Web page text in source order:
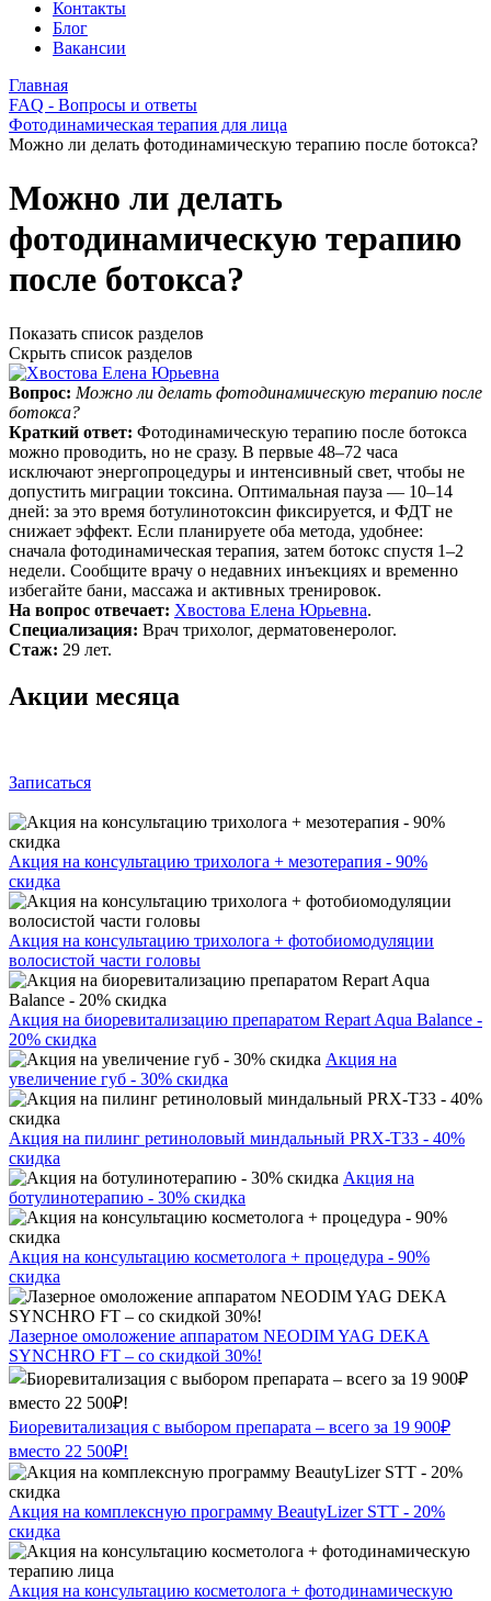
Контакты
Блог
Вакансии
Главная
FAQ - Вопросы и ответы
Фотодинамическая терапия для лица
Можно ли делать фотодинамическую терапию после ботокса?
Можно ли делать
фотодинамическую терапию
после ботокса?
Показать список разделов
Скрыть список разделов
Вопрос: Можно ли делать фотодинамическую терапию после
ботокса?
Краткий ответ: Фотодинамическую терапию после ботокса
можно проводить, но не сразу. В первые 48–72 часа
исключают энергопроцедуры и интенсивный свет, чтобы не
допустить миграции токсина. Оптимальная пауза — 10–14
дней: за это время ботулинотоксин фиксируется, и ФДТ не
снижает эффект. Если планируете оба метода, удобнее:
сначала фотодинамическая терапия, затем ботокс спустя 1–2
недели. Сообщите врачу о недавних инъекциях и временно
избегайте бани, массажа и активных тренировок.
На вопрос отвечает: Хвостова Елена Юрьевна.
Специализация: Врач трихолог, дерматовенеролог.
Стаж: 29 лет.
Акции месяца
Записаться
Акция на консультацию трихолога + мезотерапия - 90%
скидка
Акция на консультацию трихолога + фотобиомодуляции
волосистой части головы
Акция на биоревитализацию препаратом Repart Aqua Balance -
20% скидка
Акция на
увеличение губ - 30% скидка
Акция на пилинг ретиноловый миндальный PRX-T33 - 40%
скидка
Акция на
ботулинотерапию - 30% скидка
Акция на консультацию косметолога + процедура - 90%
скидка
Лазерное омоложение аппаратом NEODIM YAG DEKA
SYNCHRO FT – со скидкой 30%!
Биоревитализация с выбором препарата – всего за 19 900₽
вместо 22 500₽!
Акция на комплексную программу BeautyLizer STT - 20%
скидка
Акция на консультацию косметолога + фотодинамическую